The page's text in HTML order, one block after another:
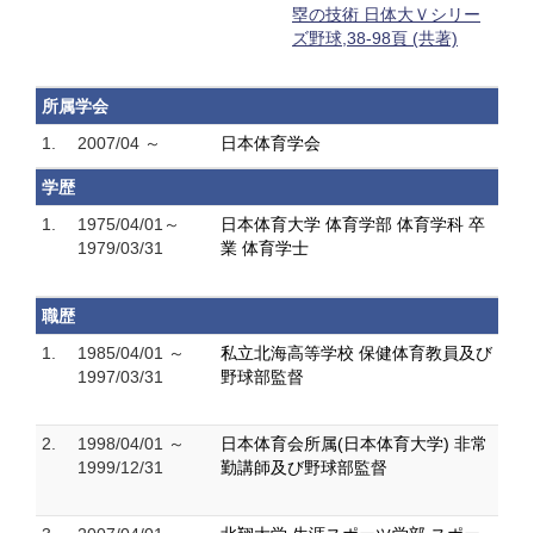
塁の技術 日体大Ｖシリー
ズ野球,38-98頁 (共著)
所属学会
1.
2007/04 ～ 日本体育学会
学歴
1.
1975/04/01～
1979/03/31
日本体育大学 体育学部 体育学科 卒
業 体育学士
職歴
1.
1985/04/01 ～
1997/03/31
私立北海高等学校 保健体育教員及び
野球部監督
2.
1998/04/01 ～
1999/12/31
日本体育会所属(日本体育大学) 非常
勤講師及び野球部監督